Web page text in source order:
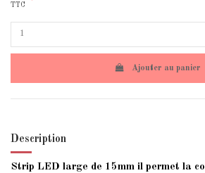
TTC
Ajouter au panier
Description
Strip LED large de 15mm il permet la